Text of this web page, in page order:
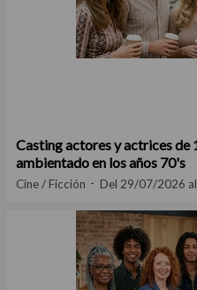
Casting actores y actrices de
ambientado en los años 70's
Cine / Ficción Del 29/07/2026